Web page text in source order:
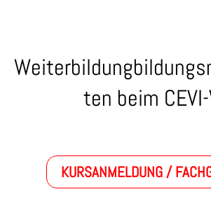
ten beim
KURSANMELDUNG /